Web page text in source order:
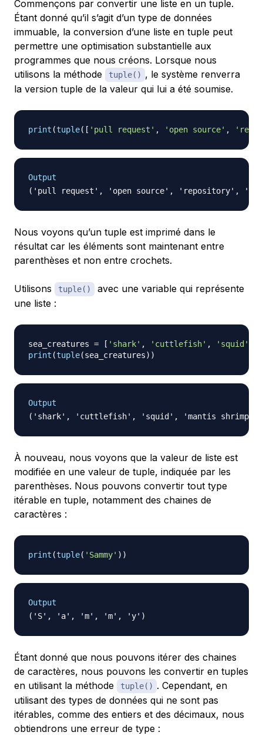
Commençons par convertir une liste en un tuple.
Étant donné qu’il s’agit d’un type de données
immuable, la conversion d’une liste en tuple peut
permettre une optimisation substantielle aux
programmes que nous créons. Lorsque nous
utilisons la méthode
tuple() , le système renverra
la version tuple de la valeur qui lui a été soumise.
print (tuple( [ 'pull request' , 'open source' ,
Output
Nous voyons qu’un tuple est imprimé dans le
résultat car les éléments sont maintenant entre
parenthèses et non entre crochets.
Utilisons tuple()
avec une variable qui représente
une liste :
sea_creatures = [ 'shark' , 'cuttlefish' , 'squid'
print (tuple(sea_creatures) )
Output
À nouveau, nous voyons que la valeur de liste est
modifiée en une valeur de tuple, indiquée par les
parenthèses. Nous pouvons convertir tout type
itérable en tuple, notamment des chaines de
caractères :
print (tuple( 'Sammy' ) )
Output
Étant donné que nous pouvons itérer des chaines
de caractères, nous pouvons les convertir en tuples
en utilisant la méthode
tuple() . Cependant, en
utilisant des types de données qui ne sont pas
itérables, comme des entiers et des décimaux, nous
obtiendrons une erreur de type :